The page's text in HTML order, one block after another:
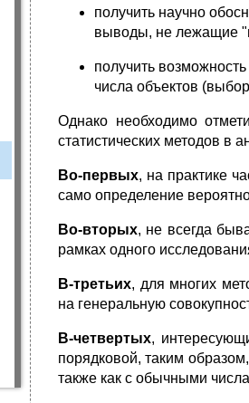
получить научно
выводы, не лежащие
получить
числа объектов
Однако необходимо
статистических методов в
Во-первых, на практике
само определение
Во-вторых, не всегда
рамках одного
В-третьих, для многих
на генеральную
В-четвертых,
порядковой, таким
также как с обычными